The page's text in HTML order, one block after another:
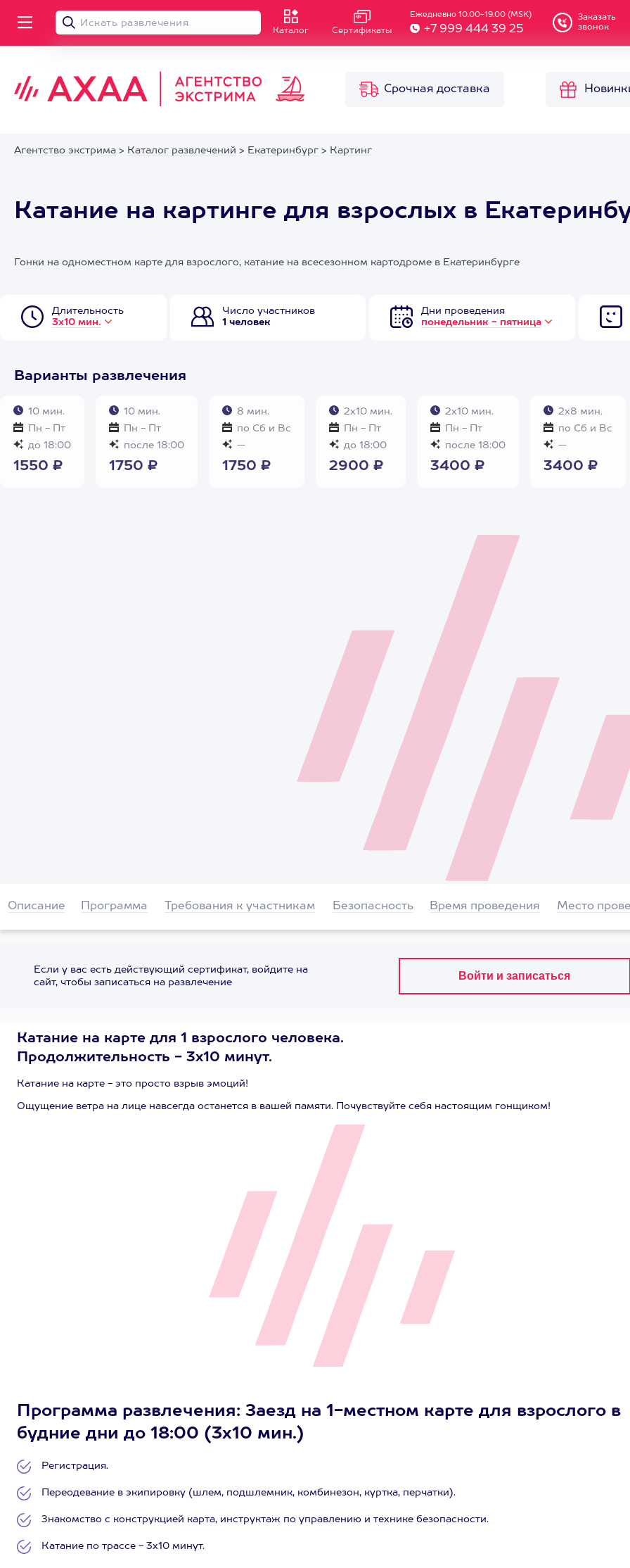
Каталог Сертификаты
Ежедневно 10.00-19.00 (MSK)
+7 999 444 39 25
Заказать
звонок
Срочная доставка
Агентство экстрима > Каталог развлечений > Екатеринбург > Картинг
Катание на картинге для взрослых в
Гонки на одноместном карте для взрослого, катание на всесезонном картодроме в Екатеринбурге
Длительность
3х10 мин.
Число участников
1 человек
Дни проведения
понедельник - пятница
Варианты развлечения
10 мин.
Пн - Пт
до 18:00
1550 ₽
10 мин.
Пн - Пт
после 18:00
1750 ₽
8 мин.
по Сб и Вс
—
1750 ₽
2х10 мин.
Пн - Пт
до 18:00
2900 ₽
2х10 мин.
Пн - Пт
после 18:00
3400 ₽
2х8 мин.
по Сб и Вс
—
3400 ₽
Описание Программа Требования к участникам Безопасность Время проведения Место
Если у вас есть действующий сертификат, войдите на
сайт, чтобы записаться на развлечение
Катание на карте для 1 взрослого человека.
Продолжительность - 3х10 минут.
Катание на карте - это просто взрыв эмоций!
Ощущение ветра на лице навсегда останется в вашей памяти. Почувствуйте себя настоящим гонщиком!
Программа развлечения: Заезд на 1-местном карте для взрослого в
будние дни до 18:00 (3х10 мин.)
Регистрация.
Переодевание в экипировку (шлем, подшлемник, комбинезон, куртка, перчатки).
Знакомство с конструкцией карта, инструктаж по управлению и технике безопасности.
Катание по трассе - 3х10 минут.